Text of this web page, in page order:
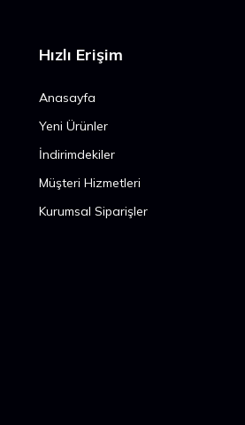
Hızlı Erişim
Anasayfa
Yeni Ürünler
İndirimdekiler
Müşteri Hizmetleri
Kurumsal Siparişler